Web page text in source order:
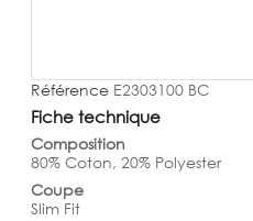
Référence E2303100 BC
Fiche technique
Composition
80% Coton, 20% Polyester
Coupe
Slim Fit